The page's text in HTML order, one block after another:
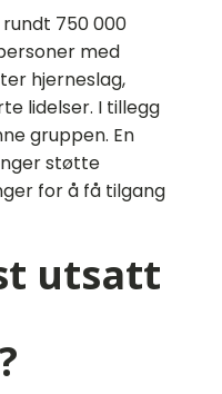
750 000
med
hjerneslag,
lidelser. I tillegg
gruppen. En
støtte
for å få tilgang
utsatt